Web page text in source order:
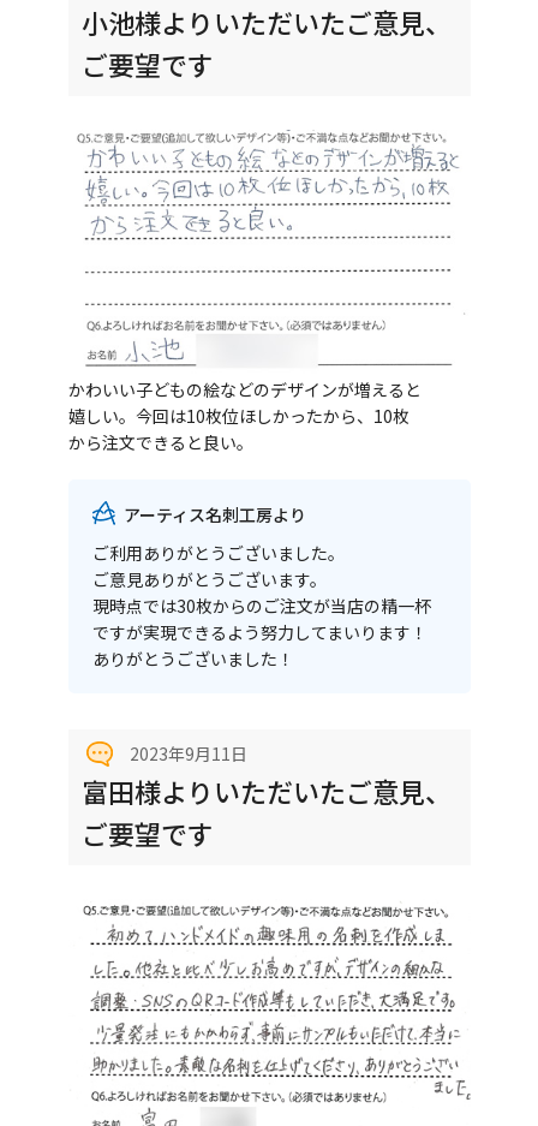
小池様よりいただいたご意見、
ご要望です
かわいい子どもの絵などのデザインが増えると
嬉しい。今回は10枚位ほしかったから、10枚
から注文できると良い。
アーティス名刺工房より
ご利用ありがとうございました。
ご意見ありがとうございます。
現時点では30枚からのご注文が当店の精一杯
ですが実現できるよう努力してまいります！
ありがとうございました！
2023年9月11日
富田様よりいただいたご意見、
ご要望です